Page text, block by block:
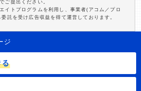
ご提出ください。
イトプログラムを利用し、事業者(アコム／プロ
託を受け広告収益を得て運営しております。
ジ